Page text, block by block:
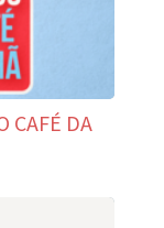
CAFÉ DA